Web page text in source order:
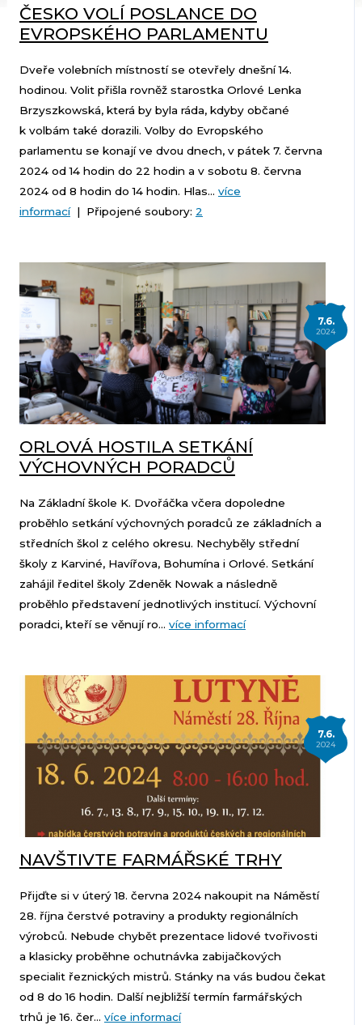
ČESKO VOLÍ POSLANCE DO
EVROPSKÉHO PARLAMENTU
Dveře volebních místností se otevřely dnešní 14.
hodinou. Volit přišla rovněž starostka Orlové Lenka
Brzyszkowská, která by byla ráda, kdyby občané
k volbám také dorazili. Volby do Evropského
parlamentu se konají ve dvou dnech, v pátek 7. června
2024 od 14 hodin do 22 hodin a v sobotu 8. června
2024 od 8 hodin do 14 hodin. Hlas... více
informací| Připojené soubory: 2
7.6.
2024
ORLOVÁ HOSTILA SETKÁNÍ
VÝCHOVNÝCH PORADCŮ
Na Základní škole K. Dvořáčka včera dopoledne
proběhlo setkání výchovných poradců ze základních a
středních škol z celého okresu. Nechyběly střední
školy z Karviné, Havířova, Bohumína i Orlové. Setkání
zahájil ředitel školy Zdeněk Nowak a následně
proběhlo představení jednotlivých institucí. Výchovní
poradci, kteří se věnují ro... více informací
7.6.
2024
NAVŠTIVTE FARMÁŘSKÉ TRHY
Přijďte si v úterý 18. června 2024 nakoupit na Náměstí
28. října čerstvé potraviny a produkty regionálních
výrobců. Nebude chybět prezentace lidové tvořivosti
a klasicky proběhne ochutnávka zabijačkových
specialit řeznických mistrů. Stánky na vás budou čekat
od 8 do 16 hodin. Další nejbližší termín farmářských
trhů je 16. čer... více informací